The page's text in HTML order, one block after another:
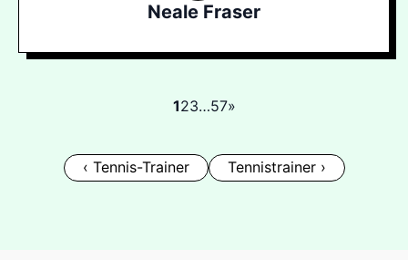
Neale Fraser
123…57»
‹ Tennis-Trainer Tennistrainer ›